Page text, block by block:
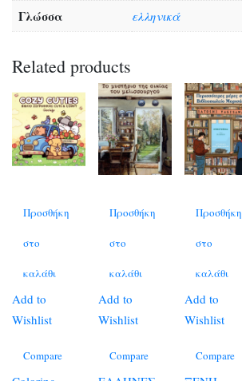
Γλώσσα ελληνικά
Related products
Προσθήκη
στο
καλάθι
Add to
Wishlist
Compare
Προσθήκη
στο
καλάθι
Add to
Wishlist
Compare
Προσθήκη
στο
καλάθι
Add to
Wishlist
Compare